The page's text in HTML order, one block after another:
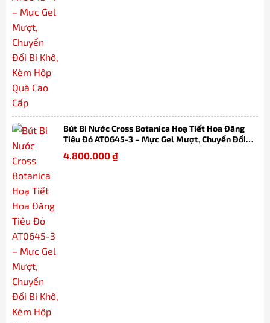
Bút Bi Nước Cross Botanica Hoạ Tiết Hoa Đăng
Tiêu Đỏ AT0645-3 – Mực Gel Mượt, Chuyển Đổi
Bi Khô, Kèm Hộp Quà Cao Cấp
4.800.000₫